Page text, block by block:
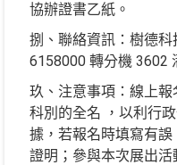
協辦證書乙紙。
捌、聯絡資訊：樹德
6158000 轉分機 3602
玖、注意事項：線上
科別的全名 ，以利行
據，若報名時填寫有
證明；參與本次展出